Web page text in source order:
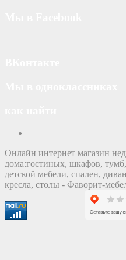
Онлайн интернет магазин
дома:гостиных, шкафов,
детской мебели, спален,
кресла, столы - Фаворит-